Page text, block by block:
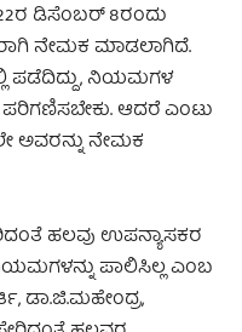
ಡಿಸೆಂಬರ್ 8ರಂದು
ನೇಮಕ ಮಾಡಲಾಗಿದೆ.
ಪಡೆದಿದ್ದು, ನಿಯಮಗಳ
ಆದರೆ ಎಂಟು
ಅವರನ್ನು ನೇಮಕ
ಹಲವು ಉಪನ್ಯಾಸಕರ
ಪಾಲಿಸಿಲ್ಲ ಎಂಬ
ಡಾ.ಜಿ.ಮಹೇಂದ್ರ,